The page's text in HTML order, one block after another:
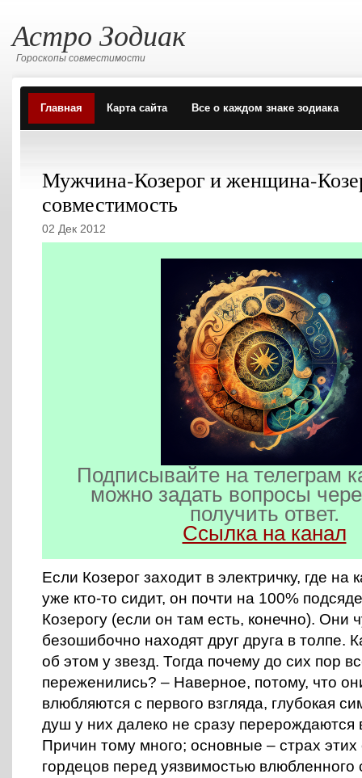
Астро Зодиак
Гороскопы совместимости
Главная Карта сайта Все о каждом знаке зодиака
Мужчина-Козерог и женщина-
совместимость
02 Дек 2012
Подписывайте на телеграм
можно задать вопросы
получить ответ.
Ссылка на канал
Если Козерог заходит в электричку, где на
уже кто-то сидит, он почти на 100%
Козерогу (если он там есть, конечно). Они
безошибочно находят друг друга в толпе.
об этом у звезд. Тогда почему до сих пор
переженились? – Наверное, потому, что
влюбляются с первого взгляда, глубокая
душ у них далеко не сразу перерождаются
Причин тому много; основные – страх
гордецов перед уязвимостью влюбленного